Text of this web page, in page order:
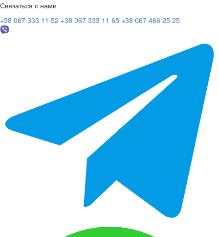
Связаться с нами
+38 067 333 11 52 +38 067 333 11 65 +38 067 466 25 25